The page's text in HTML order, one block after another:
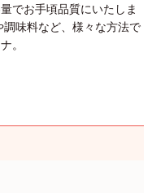
でお手頃品質にいたしま
味料など、様々な方法で
。